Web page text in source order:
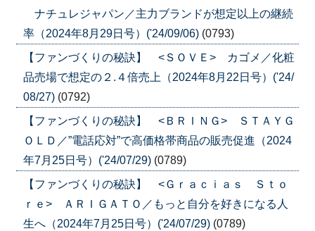
ナチュレジャパン／主力ブランドが想定以上の継続
率（2024年8月29日号）('24/09/06) (0793)
【ファンづくりの秘訣】 <ＳＯＶＥ> カゴメ／化粧
品売場で想定の２.４倍売上（2024年8月22日号）('24/
08/27) (0792)
【ファンづくりの秘訣】 <ＢＲＩＮＧ> ＳＴＡＹＧ
ＯＬＤ／”電話応対”で高価格帯商品の販売促進（2024
年7月25日号）('24/07/29) (0789)
【ファンづくりの秘訣】 <Ｇｒａｃｉａｓ Ｓｔｏ
ｒｅ> ＡＲＩＧＡＴＯ／もっと自分を好きになる人
生へ（2024年7月25日号）('24/07/29) (0789)